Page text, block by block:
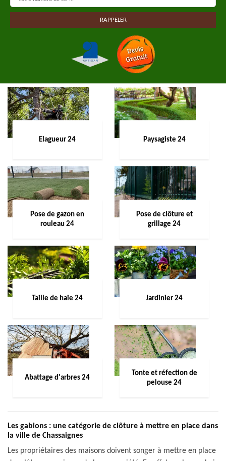
Elagueur 24 Paysagiste 24
Pose de gazon en
rouleau 24
Pose de clôture et
grillage 24
Taille de haie 24 Jardinier 24
Abattage d'arbres 24
Tonte et réfection de
pelouse 24
Les gabions : une catégorie de clôture à mettre en place dans
la ville de Chassaignes
Les propriétaires des maisons doivent songer à mettre en place